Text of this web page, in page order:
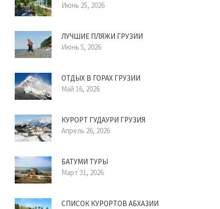
Июнь 25, 2026
ЛУЧШИЕ ПЛЯЖИ ГРУЗИИ
Июнь 5, 2026
ОТДЫХ В ГОРАХ ГРУЗИИ
Май 16, 2026
КУРОРТ ГУДАУРИ ГРУЗИЯ
Апрель 26, 2026
БАТУМИ ТУРЫ
Март 31, 2026
СПИСОК КУРОРТОВ АБХАЗИИ